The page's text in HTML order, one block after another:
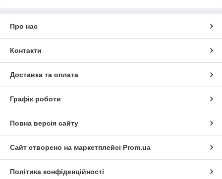
Про нас
Контакти
Доставка та оплата
Графік роботи
Повна версія сайту
Сайт створено на маркетплейсі Prom.ua
Політика конфіденційності